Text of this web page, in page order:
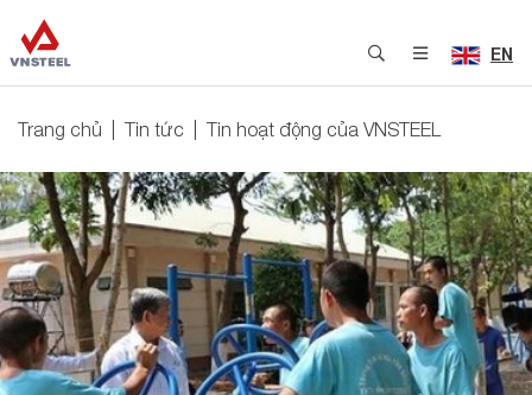
EN
Trang chủ Tin tức Tin hoạt động của VNSTEEL